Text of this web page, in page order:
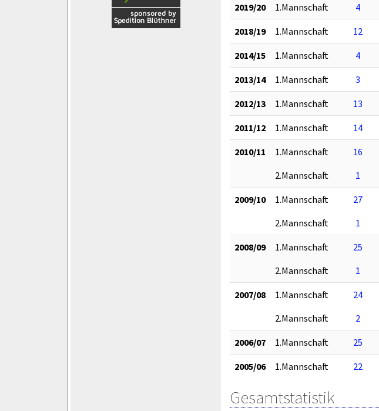
2019/20 1.Mannschaft 4
2018/19 1.Mannschaft 12
2014/15 1.Mannschaft 4
2013/14 1.Mannschaft 3
2012/13 1.Mannschaft 13
2011/12 1.Mannschaft 14
2010/11 1.Mannschaft 16
2.Mannschaft
1
2009/10 1.Mannschaft 27
2.Mannschaft
1
2008/09 1.Mannschaft 25
2.Mannschaft
1
2007/08 1.Mannschaft 24
2.Mannschaft
2
2006/07 1.Mannschaft 25
2005/06 1.Mannschaft 22
Gesamtstatistik